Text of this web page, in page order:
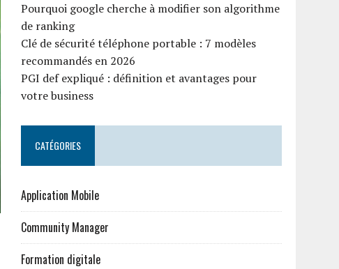
Pourquoi google cherche à modifier son algorithme
de ranking
Clé de sécurité téléphone portable : 7 modèles
recommandés en 2026
PGI def expliqué : définition et avantages pour
votre business
CATÉGORIES
Application Mobile
Community Manager
Formation digitale